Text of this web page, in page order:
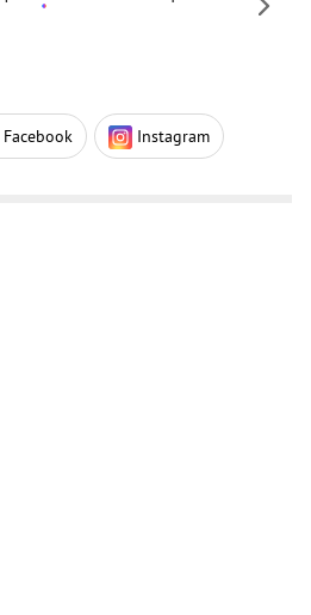
Facebook Instagram